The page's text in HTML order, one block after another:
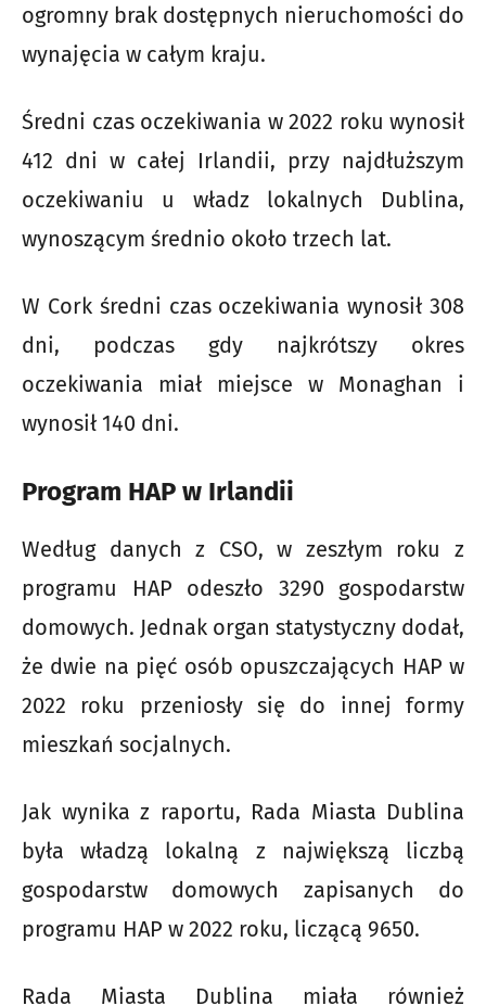
ogromny brak dostępnych nieruchomości do
wynajęcia w całym kraju.
Średni czas oczekiwania w 2022 roku wynosił
412 dni w całej Irlandii, przy najdłuższym
oczekiwaniu u władz lokalnych Dublina,
wynoszącym średnio około trzech lat.
W Cork średni czas oczekiwania wynosił 308
dni, podczas gdy najkrótszy okres
oczekiwania miał miejsce w Monaghan i
wynosił 140 dni.
Program HAP w Irlandii
Według danych z CSO, w zeszłym roku z
programu HAP odeszło 3290 gospodarstw
domowych. Jednak organ statystyczny dodał,
że dwie na pięć osób opuszczających HAP w
2022 roku przeniosły się do innej formy
mieszkań socjalnych.
Jak wynika z raportu, Rada Miasta Dublina
była władzą lokalną z największą liczbą
gospodarstw domowych zapisanych do
programu HAP w 2022 roku, liczącą 9650.
Rada Miasta Dublina miała również